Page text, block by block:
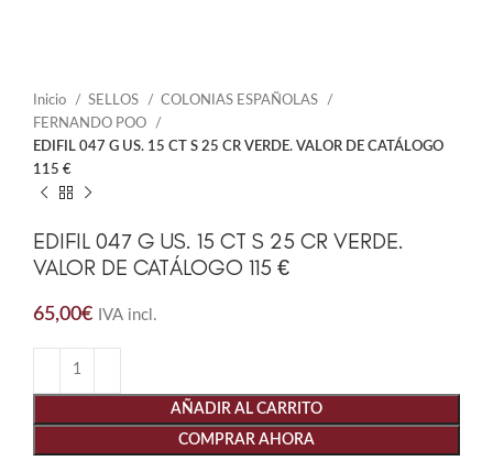
Inicio SELLOS
COLONIAS ESPAÑOLAS
FERNANDO POO
EDIFIL 047 G US. 15 CT S 25 CR VERDE. VALOR DE CATÁLOGO
115 €
EDIFIL 047 G US. 15 CT S 25 CR VERDE.
VALOR DE CATÁLOGO 115 €
65,00€ IVA incl.
AÑADIR AL CARRITO
COMPRAR AHORA